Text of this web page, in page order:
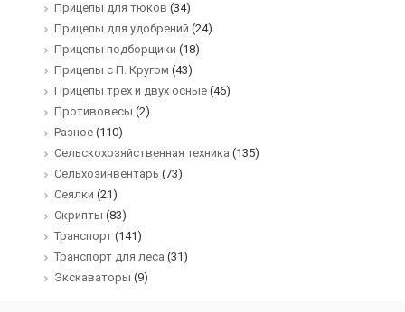
Прицепы для тюков (34)
Прицепы для удобрений (24)
Прицепы подборщики (18)
Прицепы с П. Кругом (43)
Прицепы трех и двух осные (46)
Противовесы (2)
Разное (110)
Сельскохозяйственная техника (135)
Сельхозинвентарь (73)
Сеялки (21)
Скрипты (83)
Транспорт (141)
Транспорт для леса (31)
Экскаваторы (9)